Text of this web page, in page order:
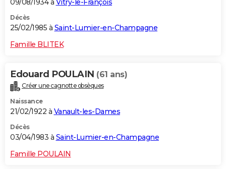
09/08/1934 à Vitry-le-François
Décès
25/02/1985 à Saint-Lumier-en-Champagne
Famille BLITEK
Edouard POULAIN (61 ans)
Créer une cagnotte obsèques
Naissance
21/02/1922 à Vanault-les-Dames
Décès
03/04/1983 à Saint-Lumier-en-Champagne
Famille POULAIN